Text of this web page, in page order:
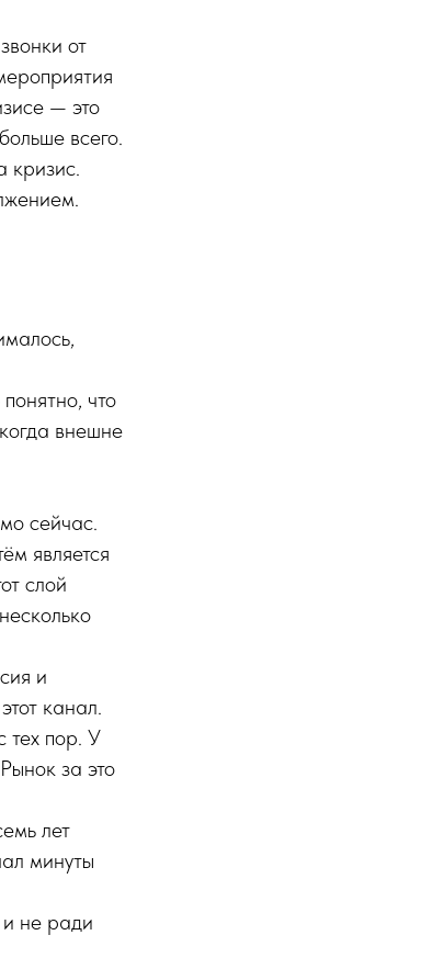
от
— это
всего.
кризис.
что
внешне
сейчас.
является
слой
и
канал.
тех пор. У
за это
лет
минуты
и не ради